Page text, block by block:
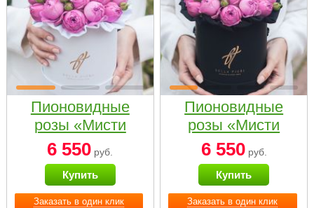
Заказать в один клик
Пионовидные
розы «Мисти
бабблс» в белой
коробке Small
6 550 руб.
Купить
Заказать в один клик
Пионовидные
розы «Мисти
бабблс» в
черной коробке
Small
6 550руб.
Купить